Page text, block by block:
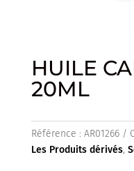
HUILE
20ML
Référence : AR01266
Les Produits dérivés,